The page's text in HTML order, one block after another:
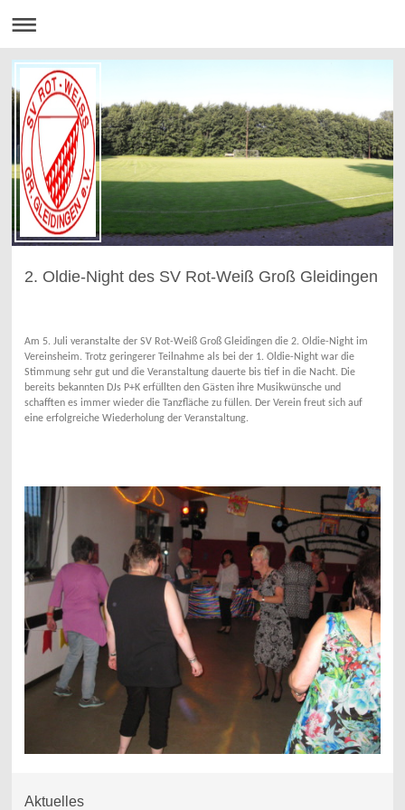
2. Oldie-Night des SV Rot-Weiß Groß Gleidingen
Am 5. Juli veranstalte der SV Rot-Weiß Groß Gleidingen die 2. Oldie-Night im
Vereinsheim. Trotz geringerer Teilnahme als bei der 1. Oldie-Night war die
Stimmung sehr gut und die Veranstaltung dauerte bis tief in die Nacht. Die
bereits bekannten DJs P+K erfüllten den Gästen ihre Musikwünsche und
schafften es immer wieder die Tanzfläche zu füllen. Der Verein freut sich auf
eine erfolgreiche Wiederholung der Veranstaltung.
Aktuelles